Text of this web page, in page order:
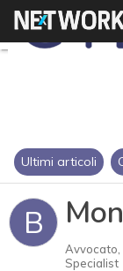
Ultimi articoli
B
Avvocato,
Specialist